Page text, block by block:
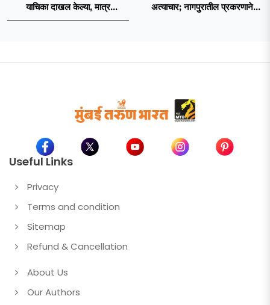
याचिका दाखल केल्या, मात्र
ब्रिटिशांप्रति कधीही निष्ठा व्यक्त केली
अत्याचार; नागपुरातील प्रकरणाने
Useful Links
Privacy
Terms and condition
Sitemap
Refund & Cancellation
About Us
Our Authors